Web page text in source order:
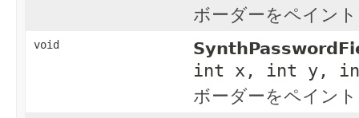
ボーダーをペイン
void
int x, int y,
ボーダーをペイン